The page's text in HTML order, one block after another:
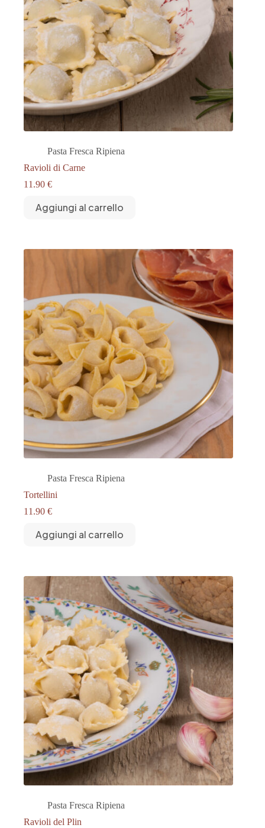
Pasta Fresca Ripiena
Ravioli di Carne
11.90 €
Aggiungi al carrello
Pasta Fresca Ripiena
Tortellini
11.90 €
Aggiungi al carrello
Pasta Fresca Ripiena
Ravioli del Plin